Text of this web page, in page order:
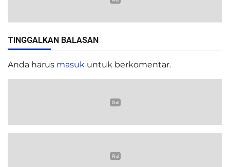
TINGGALKAN BALASAN
Anda harus masuk untuk berkomentar.